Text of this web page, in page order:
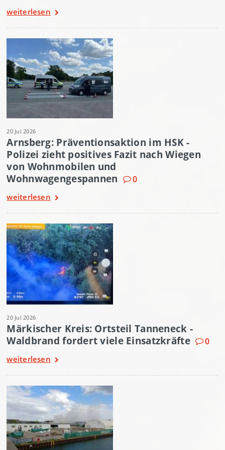
weiterlesen
20 Jul 2026
Arnsberg: Präventionsaktion im HSK -
Polizei zieht positives Fazit nach Wiegen
von Wohnmobilen und
Wohnwagengespannen
0
weiterlesen
20 Jul 2026
Märkischer Kreis: Ortsteil Tanneneck -
Waldbrand fordert viele Einsatzkräfte
0
weiterlesen